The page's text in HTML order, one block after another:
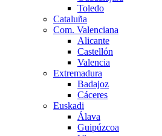
Toledo
Cataluña
Com. Valenciana
Alicante
Castellón
Valencia
Extremadura
Badajoz
Cáceres
Euskadi
Álava
Guipúzcoa